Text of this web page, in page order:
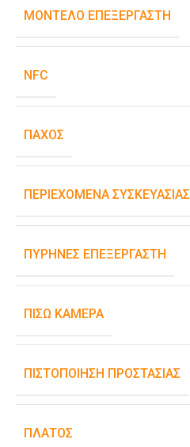
ΜΟΝΤΈΛΟ ΕΠΕΞΕΡΓΑΣΤΉ
NFC
ΠΆΧΟΣ
ΠΕΡΙΕΧΌΜΕΝΑ ΣΥΣΚΕΥΑΣΊΑΣ
ΠΥΡΉΝΕΣ ΕΠΕΞΕΡΓΑΣΤΉ
ΠΊΣΩ ΚΆΜΕΡΑ
ΠΙΣΤΟΠΟΊΗΣΗ ΠΡΟΣΤΑΣΊΑΣ
ΠΛΆΤΟΣ